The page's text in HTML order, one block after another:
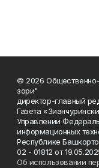
© 2026 Общественно-
зори"
директор-главный
Газета
Управлении
информационных
Республике
02 - 01812 от
Об использовании